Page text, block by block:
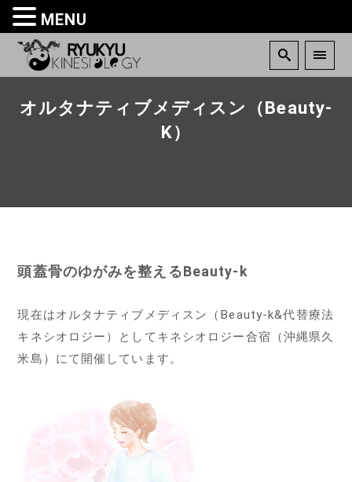
オルタナティブメディスン（Beauty-
K）
頭蓋骨のゆがみを整えるBeauty-k
現在はオルタナティブメディスン（Beauty-k&代替療法
キネシオロジー）としてキネシオロジー合宿（沖縄県久
米島）にて開催しています。
MENU